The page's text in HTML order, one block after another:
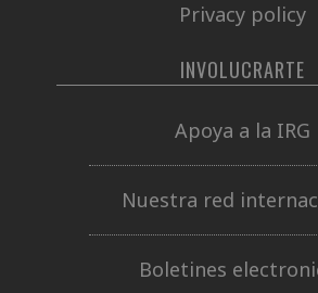
Privacy policy
INVOLUCRARTE
Apoya a la IRG
Nuestra red
Boletines